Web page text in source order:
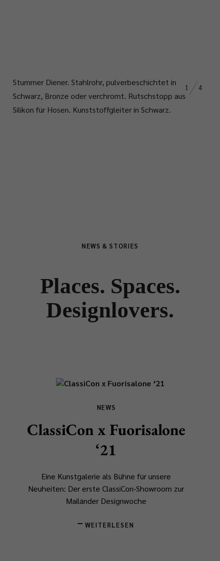
1 4
Stummer Diener. Stahlrohr, pulverbeschichtet in
Schwarz, Bronze oder verchromt. Rutschstopp aus
Silikon für Hosen. Kunststoffgleiter in Schwarz.
NEWS & STORIES
Places. Spaces.
Designlovers.
NEWS
ClassiCon x Fuorisalone
‘21
Eine Kunstgalerie als Bühne für unsere
Neuheiten: Der erste ClassiCon-Showroom zur
Mailänder Designwoche
WEITERLESEN